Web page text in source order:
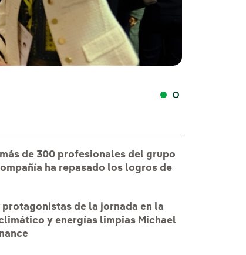
de 300 profesionales del grupo
ha repasado los logros de
de la jornada en la
y energías limpias Michael